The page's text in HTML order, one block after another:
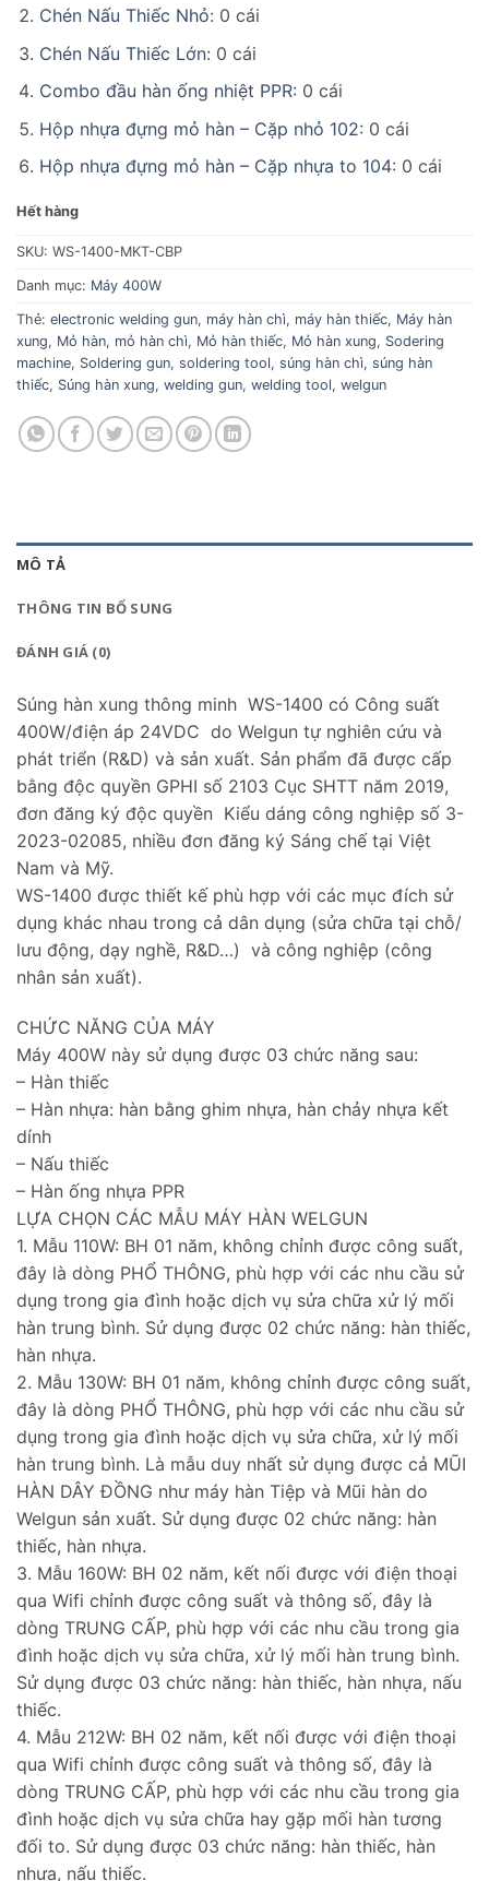
Chén Nấu Thiếc Nhỏ: 0 cái
Chén Nấu Thiếc Lớn: 0 cái
Combo đầu hàn ống nhiệt PPR: 0 cái
Hộp nhựa đựng mỏ hàn – Cặp nhỏ 102: 0 cái
Hộp nhựa đựng mỏ hàn – Cặp nhựa to 104: 0 cái
Hết hàng
SKU: WS-1400-MKT-CBP
Danh mục: Máy 400W
Thẻ: electronic welding gun, máy hàn chì, máy hàn thiếc, Máy hàn
xung, Mỏ hàn, mỏ hàn chì, Mỏ hàn thiếc, Mỏ hàn xung, Sodering
machine, Soldering gun, soldering tool, súng hàn chì, súng hàn
thiếc, Súng hàn xung, welding gun, welding tool, welgun
MÔ TẢ
THÔNG TIN BỔ SUNG
ĐÁNH GIÁ (0)
Súng hàn xung thông minh WS-1400 có Công suất
400W/điện áp 24VDC do Welgun tự nghiên cứu và
phát triển (R&D) và sản xuất. Sản phẩm đã được cấp
bằng độc quyền GPHI số 2103 Cục SHTT năm 2019,
đơn đăng ký độc quyền Kiểu dáng công nghiệp số 3-
2023-02085, nhiều đơn đăng ký Sáng chế tại Việt
Nam và Mỹ.
WS-1400 được thiết kế phù hợp với các mục đích sử
dụng khác nhau trong cả dân dụng (sửa chữa tại chỗ/
lưu động, dạy nghề, R&D…) và công nghiệp (công
nhân sản xuất).
CHỨC NĂNG CỦA MÁY
Máy 400W này sử dụng được 03 chức năng sau:
– Hàn thiếc
– Hàn nhựa: hàn bằng ghim nhựa, hàn chảy nhựa kết
dính
– Nấu thiếc
– Hàn ống nhựa PPR
LỰA CHỌN CÁC MẪU MÁY HÀN WELGUN
1. Mẫu 110W: BH 01 năm, không chỉnh được công suất,
đây là dòng PHỔ THÔNG, phù hợp với các nhu cầu sử
dụng trong gia đình hoặc dịch vụ sửa chữa xử lý mối
hàn trung bình. Sử dụng được 02 chức năng: hàn thiếc,
hàn nhựa.
2. Mẫu 130W: BH 01 năm, không chỉnh được công suất,
đây là dòng PHỔ THÔNG, phù hợp với các nhu cầu sử
dụng trong gia đình hoặc dịch vụ sửa chữa, xử lý mối
hàn trung bình. Là mẫu duy nhất sử dụng được cả MŨI
HÀN DÂY ĐỒNG như máy hàn Tiệp và Mũi hàn do
Welgun sản xuất. Sử dụng được 02 chức năng: hàn
thiếc, hàn nhựa.
3. Mẫu 160W: BH 02 năm, kết nối được với điện thoại
qua Wifi chỉnh được công suất và thông số, đây là
dòng TRUNG CẤP, phù hợp với các nhu cầu trong gia
đình hoặc dịch vụ sửa chữa, xử lý mối hàn trung bình.
Sử dụng được 03 chức năng: hàn thiếc, hàn nhựa, nấu
thiếc.
4. Mẫu 212W: BH 02 năm, kết nối được với điện thoại
qua Wifi chỉnh được công suất và thông số, đây là
dòng TRUNG CẤP, phù hợp với các nhu cầu trong gia
đình hoặc dịch vụ sửa chữa hay gặp mối hàn tương
đối to. Sử dụng được 03 chức năng: hàn thiếc, hàn
nhựa, nấu thiếc.